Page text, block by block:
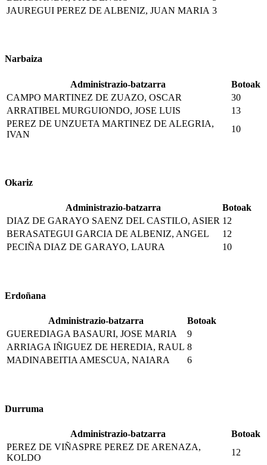
JAUREGUI PEREZ DE ALBENIZ, JUAN MARIA 3
Narbaiza
Administrazio-batzarra
Botoak
CAMPO MARTINEZ DE ZUAZO, OSCAR
30
ARRATIBEL MURGUIONDO, JOSE LUIS
13
PEREZ DE UNZUETA MARTINEZ DE ALEGRIA,
IVAN
10
Okariz
Administrazio-batzarra
Botoak
DIAZ DE GARAYO SAENZ DEL CASTILO, ASIER 12
BERASATEGUI GARCIA DE ALBENIZ, ANGEL
12
PECIÑA DIAZ DE GARAYO, LAURA
10
Erdoñana
Administrazio-batzarra
Botoak
GUEREDIAGA BASAURI, JOSE MARIA
9
ARRIAGA IÑIGUEZ DE HEREDIA, RAUL 8
MADINABEITIA AMESCUA, NAIARA
6
Durruma
Administrazio-batzarra
Botoak
PEREZ DE VIÑASPRE PEREZ DE ARENAZA,
KOLDO
12